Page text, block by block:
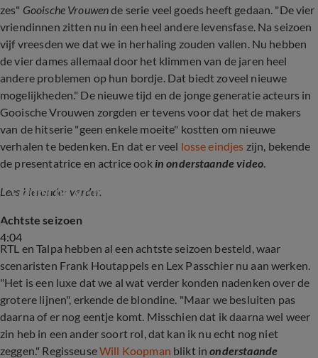
zes" Gooische Vrouwende serie veel goeds heeft gedaan. "De vier
vriendinnen zitten nu in een heel andere levensfase. Na seizoen
vijf vreesden we dat we in herhaling zouden vallen. Nu hebben
de vier dames allemaal door het klimmen van de jaren heel
andere problemen op hun bordje. Dat biedt zoveel nieuwe
mogelijkheden." De nieuwe tijd en de jonge generatie acteurs in
Gooische Vrouwen zorgden er tevens voor dat het de makers
van de hitserie "geen enkele moeite" kostten om nieuwe
verhalen te bedenken. En dat er veel losse eindjes zijn, bekende
de presentatrice en actrice ook in onderstaande video.
Lees hieronder verder.
4:04
Linda de Mol over het nieuwe seizoen van
Gooische Vrouwen
Achtste seizoen
RTL en Talpa hebben al een achtste seizoen besteld, waar
scenaristen Frank Houtappels en Lex Passchier nu aan werken.
"Het is een luxe dat we al wat verder konden nadenken over de
grotere lijnen", erkende de blondine. "Maar we besluiten pas
daarna of er nog eentje komt. Misschien dat ik daarna wel weer
zin heb in een ander soort rol, dat kan ik nu echt nog niet
zeggen." RegisseuseWill Koopman blikt inonderstaande